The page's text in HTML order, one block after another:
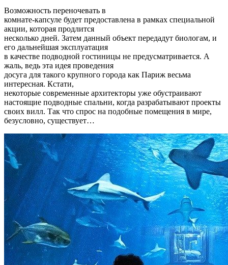
Возможность переночевать в
комнате-капсуле будет предоставлена в рамках специальной
акции, которая продлится
несколько дней. Затем данный объект передадут биологам, и
его дальнейшая эксплуатация
в качестве подводной гостиницы не предусматривается. А
жаль, ведь эта идея проведения
досуга для такого крупного города как Париж весьма
интересная. Кстати,
некоторые современные архитекторы уже обустраивают
настоящие подводные спальни, когда разрабатывают проекты
своих вилл. Так что спрос на подобные помещения в мире,
безусловно, существует…